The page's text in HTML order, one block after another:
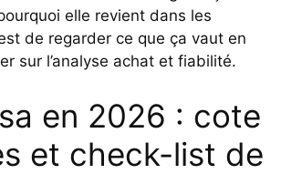
elle revient dans les
de regarder ce que ça vaut en
sur l’analyse achat et fiabilité.
en 2026 : cote
et check-list de